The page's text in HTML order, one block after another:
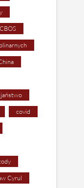
CBOS
covid
Cyrul